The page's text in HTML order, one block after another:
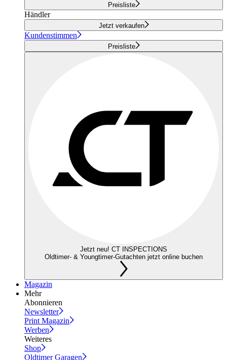
Preisliste
Händler
Jetzt verkaufen
Kundenstimmen
Preisliste
Jetzt neu! CT INSPECTIONS
Oldtimer- & Youngtimer-Gutachten jetzt online buchen
Magazin
Mehr
Abonnieren
Newsletter
Print Magazin
Werben
Weiteres
Shop
Oldtimer Garagen